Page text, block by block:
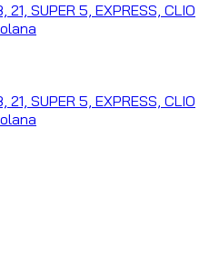
21, SUPER 5, EXPRESS, CLIO
21, SUPER 5, EXPRESS, CLIO